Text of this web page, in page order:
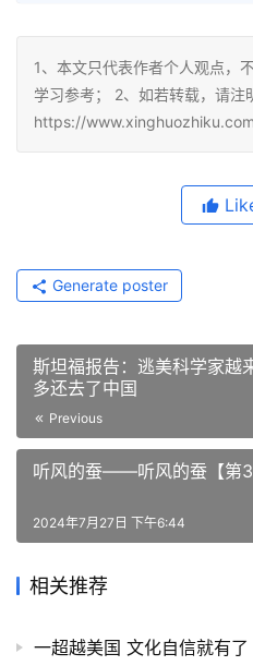
1、本文只代表作者个人观点，
学习参考； 2、如若转载，请注
https://
Generate poster
斯坦福报告：逃美科学家越
多还去了中国
Previous
听风的蚕——听风的蚕【第
2024年7月27日 下午6:44
相关推荐
一超越美国 文化自信就有了